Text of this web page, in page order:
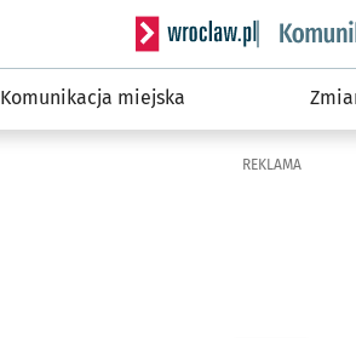
Serwis informacyjny
Komunikacja miejska
REKLAMA